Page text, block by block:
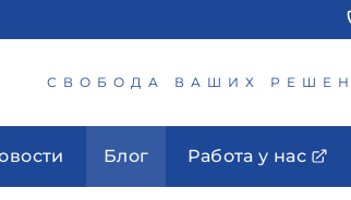
СВОБОДА ВАШИХ
Блог Работа у нас